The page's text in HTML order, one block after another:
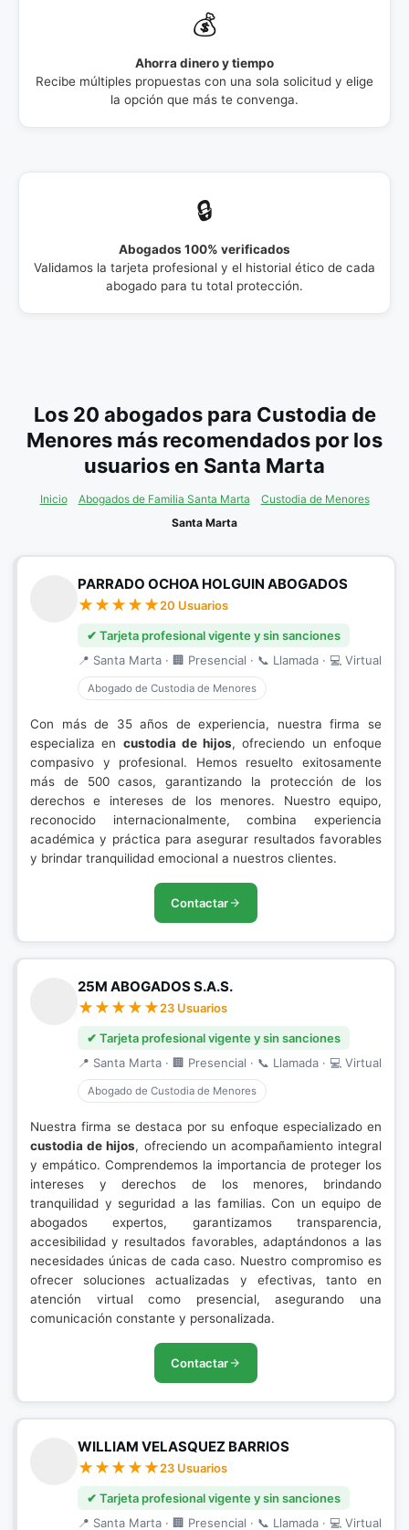
💰
Ahorra dinero y tiempo
Recibe múltiples propuestas con una sola solicitud y elige
la opción que más te convenga.
🔒
Abogados 100% verificados
Validamos la tarjeta profesional y el historial ético de cada
abogado para tu total protección.
Los 20 abogados para Custodia de
Menores más recomendados por los
usuarios en Santa Marta
Inicio Abogados de Familia Santa Marta
Custodia de Menores
Santa Marta
PARRADO OCHOA HOLGUIN ABOGADOS
20 Usuarios
✔ Tarjeta profesional vigente y sin sanciones
📍 Santa Marta · 🏢 Presencial · 📞 Llamada · 💻 Virtual
Abogado de Custodia de Menores
Con más de 35 años de experiencia, nuestra firma se
especializa en custodia de hijos, ofreciendo un enfoque
compasivo y profesional. Hemos resuelto exitosamente
más de 500 casos, garantizando la protección de los
derechos e intereses de los menores. Nuestro equipo,
reconocido internacionalmente, combina experiencia
académica y práctica para asegurar resultados favorables
y brindar tranquilidad emocional a nuestros clientes.
Contactar
25M ABOGADOS S.A.S.
23 Usuarios
✔ Tarjeta profesional vigente y sin sanciones
📍 Santa Marta · 🏢 Presencial · 📞 Llamada · 💻 Virtual
Abogado de Custodia de Menores
Nuestra firma se destaca por su enfoque especializado en
custodia de hijos, ofreciendo un acompañamiento integral
y empático. Comprendemos la importancia de proteger los
intereses y derechos de los menores, brindando
tranquilidad y seguridad a las familias. Con un equipo de
abogados expertos, garantizamos transparencia,
accesibilidad y resultados favorables, adaptándonos a las
necesidades únicas de cada caso. Nuestro compromiso es
ofrecer soluciones actualizadas y efectivas, tanto en
atención virtual como presencial, asegurando una
comunicación constante y personalizada.
Contactar
WILLIAM VELASQUEZ BARRIOS
23 Usuarios
✔ Tarjeta profesional vigente y sin sanciones
📍 Santa Marta · 🏢 Presencial · 📞 Llamada · 💻 Virtual